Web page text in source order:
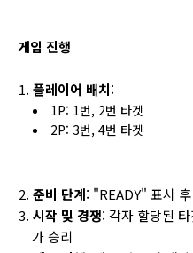
게임 진행
플레이어 배치:
1P: 1번, 2번 타겟
2P: 3번, 4번 타겟
준비 단계: "READY" 표시
시작 및 경쟁: 각자 할당된
가 승리